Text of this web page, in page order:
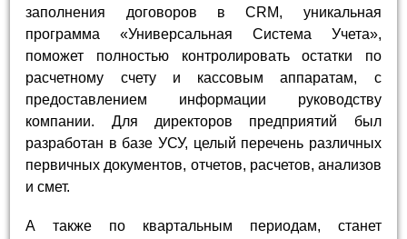
заполнения договоров в CRM, уникальная
программа «Универсальная Система Учета»,
поможет полностью контролировать остатки по
расчетному счету и кассовым аппаратам, с
предоставлением информации руководству
компании. Для директоров предприятий был
разработан в базе УСУ, целый перечень различных
первичных документов, отчетов, расчетов, анализов
и смет.
А также по квартальным периодам, станет